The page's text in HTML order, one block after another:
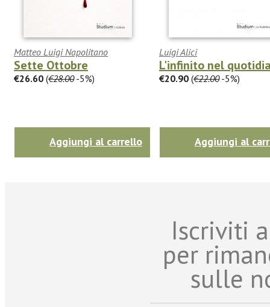
Matteo Luigi Napolitano
Sette Ottobre
€26.60 (€28.00-5%)
Aggiungi al carrello
Luigi Alici
L'infinito nel
€20.90 (€22.00-5%)
Aggiungi al
Iscriviti
per
sulle